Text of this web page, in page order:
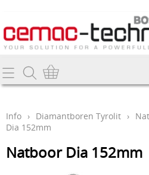
Home
Producten
Webshop
Info › Diamantboren Tyrolit ›
Dia 152mm
Natboor Dia 152mm